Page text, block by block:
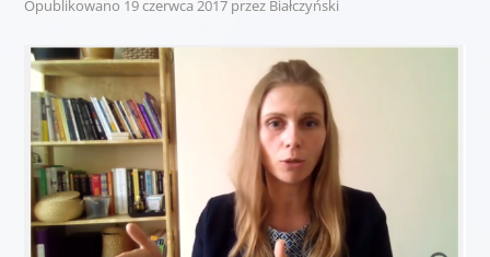
Opublikowano 19 czerwca 2017przez Białczyński